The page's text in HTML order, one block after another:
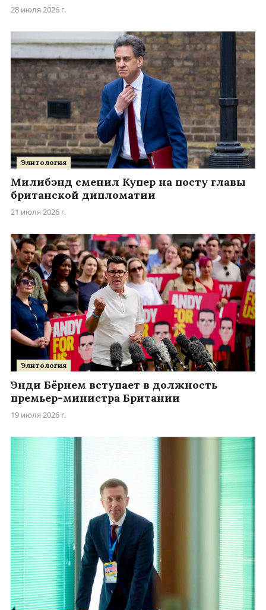
28 июля 2026 г.
Элитология
Милибэнд сменил Купер на посту главы
британской дипломатии
21 июля 2026 г.
Элитология
Энди Бёрнем вступает в должность
премьер-министра Британии
19 июля 2026 г.